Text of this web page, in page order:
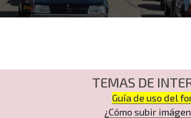
TEMAS DE
Guía de uso del
¿Cómo subir